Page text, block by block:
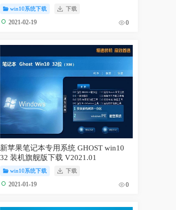
win10系统下载 下载
2021-02-19 0
新苹果笔记本专用系统 GHOST win10
32 装机旗舰版下载 V2021.01
win10系统下载 下载
2021-01-19 0